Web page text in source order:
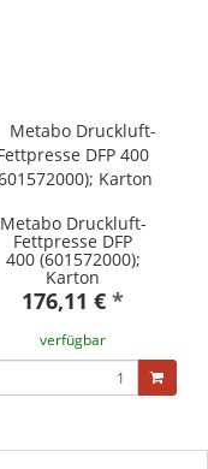
Metabo Druckluft-
Fettpresse DFP
400 (601572000);
Karton
176,11 € *
verfügbar